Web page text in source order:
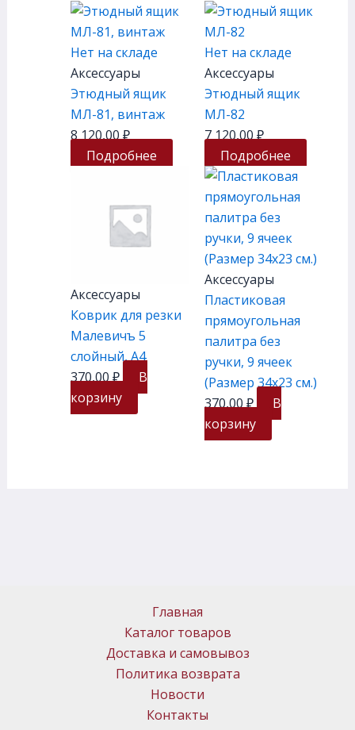
Нет на складе
Аксессуары
Этюдный ящик
МЛ-81, винтаж
8 120,00₽
Подробнее
Нет на складе
Аксессуары
Этюдный ящик
МЛ-82
7 120,00₽
Подробнее
Аксессуары
Коврик для резки
Малевичъ 5
слойный, А4
370,00₽
В
корзину
Аксессуары
Пластиковая
прямоугольная
палитра без
ручки, 9 ячеек
(Размер 34х23 см.)
370,00₽
В
корзину
Главная
Каталог товаров
Доставка и самовывоз
Политика возврата
Новости
Контакты